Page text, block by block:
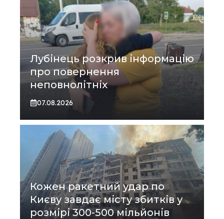
Лубінець розкрив інформацію
про повернення
неповнолітніх
07.08.2026
Кожен ракетний удар по
Києву завдає місту збитків у
розмірі 300-500 мільйонів